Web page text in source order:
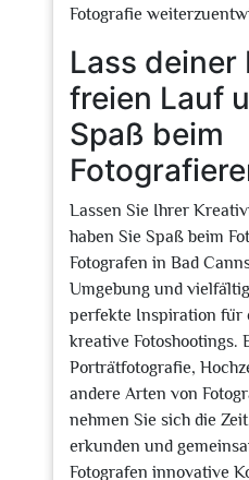
Fotografie
Lass
freien Lauf
Spaß beim
Lassen Sie Ihrer
haben Sie Spaß beim
Fotografen in Bad
Umgebung und
perfekte Inspiration für
kreative Fotoshootings.
Porträtfotografie,
andere Arten von
nehmen Sie sich die
erkunden und
Fotografen innovative